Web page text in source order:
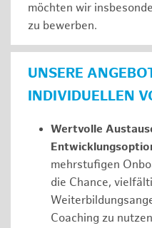
möchten wir
zu bewerben.
UNSERE
INDIVIDUELLEN
Wertvolle
mehrstufigen
die Chance,
Coaching zu